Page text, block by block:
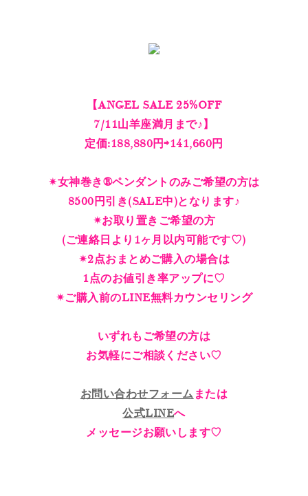
【ANGEL SALE 25%OFF
7/11山羊座満月まで♪】
定価:188,880円⇨141,660円
✴︎女神巻き®︎ペンダントのみご希望の方は
8500円引き(SALE中)となります♪
✴︎お取り置きご希望の方
(ご連絡日より1ヶ月以内可能です♡)
✴︎2点おまとめご購入の場合は
1点のお値引き率アップに♡
✴︎ご購入前のLINE無料カウンセリング
いずれもご希望の方は
お気軽にご相談ください♡
お問い合わせフォーム または
公式LINEへ
メッセージお願いします♡